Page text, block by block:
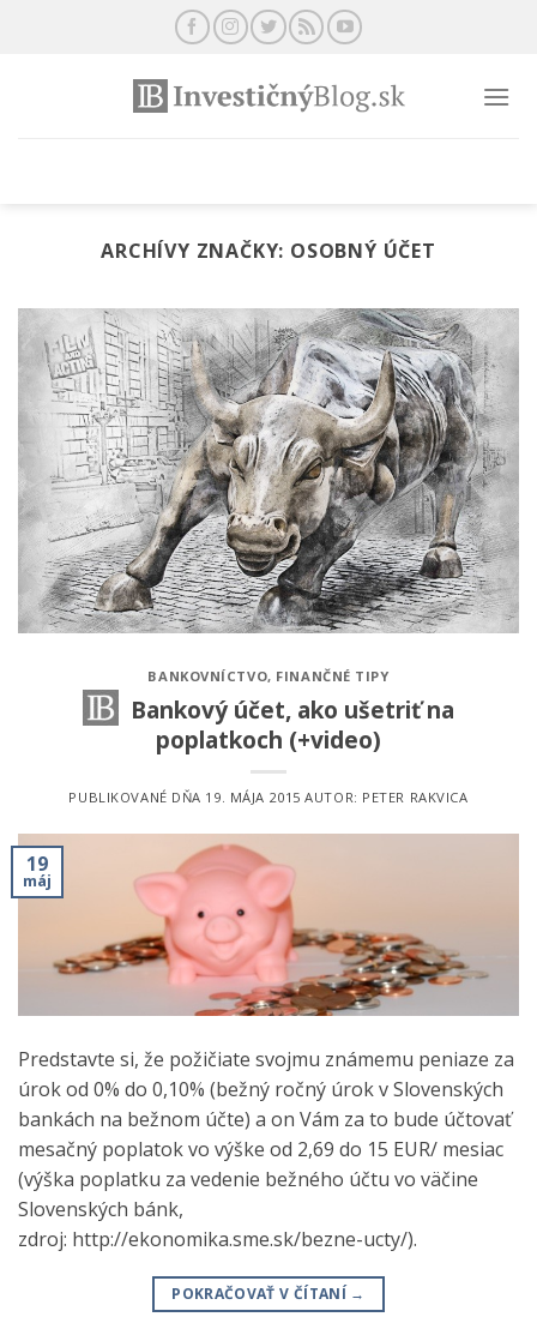
ARCHÍVY ZNAČKY: OSOBNÝ ÚČET
BANKOVNÍCTVO, FINANČNÉ TIPY
Bankový účet, ako ušetriť na
poplatkoch (+video)
PUBLIKOVANÉ DŇA 19. MÁJA 2015 AUTOR: PETER RAKVICA
19
máj
Predstavte si, že požičiate svojmu známemu peniaze za
úrok od 0% do 0,10% (bežný ročný úrok v Slovenských
bankách na bežnom účte) a on Vám za to bude účtovať
mesačný poplatok vo výške od 2,69 do 15 EUR/ mesiac
(výška poplatku za vedenie bežného účtu vo väčine
Slovenských bánk,
zdroj: http://ekonomika.sme.sk/bezne-ucty/).
POKRAČOVAŤ V ČÍTANÍ →